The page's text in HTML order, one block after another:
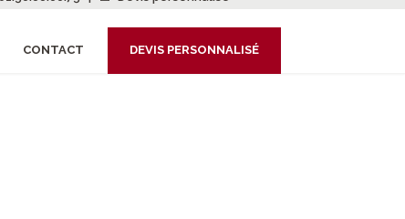
CONTACT DEVIS PERSONNALISÉ